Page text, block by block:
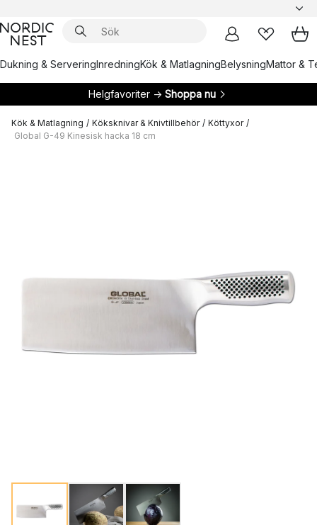
Dukning & ServeringInredningKök & MatlagningBelysningMattor &
Helgfavoriter → Shoppa nu
Kök & Matlagning / Köksknivar & Knivtillbehör / Köttyxor /
Global G-49 Kinesisk hacka 18 cm